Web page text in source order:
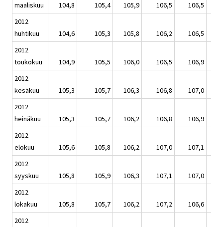
maaliskuu
104,8 105,4 105,9 106,5
106,5
2012
huhtikuu
104,6 105,3 105,8 106,2
106,5
2012
toukokuu
104,9 105,5 106,0 106,5
106,9
2012
kesäkuu
105,3 105,7 106,3 106,8
107,0
2012
heinäkuu
105,3 105,7 106,2 106,8
106,9
2012
elokuu
105,6 105,8 106,2 107,0
107,1
2012
syyskuu
105,8 105,9 106,3 107,1
107,0
2012
lokakuu
105,8 105,7 106,2 107,2
106,6
2012